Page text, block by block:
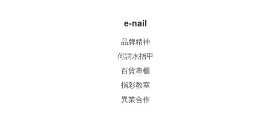
e-nail
品牌精神
何謂水指甲
百貨專櫃
指彩教室
異業合作